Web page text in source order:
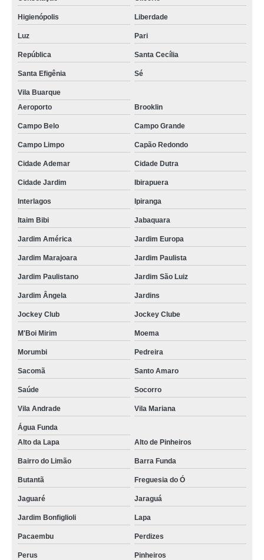
Higienópolis Liberdade
Luz Pari
República Santa Cecília
Santa Efigênia Sé
Vila Buarque
Aeroporto
Brooklin
Campo Belo Campo Grande
Campo Limpo Capão Redondo
Cidade Ademar Cidade Dutra
Cidade Jardim Ibirapuera
Interlagos Ipiranga
Itaim Bibi Jabaquara
Jardim América Jardim Europa
Jardim Marajoara Jardim Paulista
Jardim Paulistano Jardim São Luiz
Jardim Ângela Jardins
Jockey Club Jockey Clube
M'Boi Mirim Moema
Morumbi Pedreira
Sacomã Santo Amaro
Saúde Socorro
Vila Andrade Vila Mariana
Água Funda
Alto da Lapa
Alto de Pinheiros
Bairro do Limão Barra Funda
Butantã Freguesia do Ó
Jaguaré Jaraguá
Jardim Bonfiglioli Lapa
Pacaembu Perdizes
Perus Pinheiros